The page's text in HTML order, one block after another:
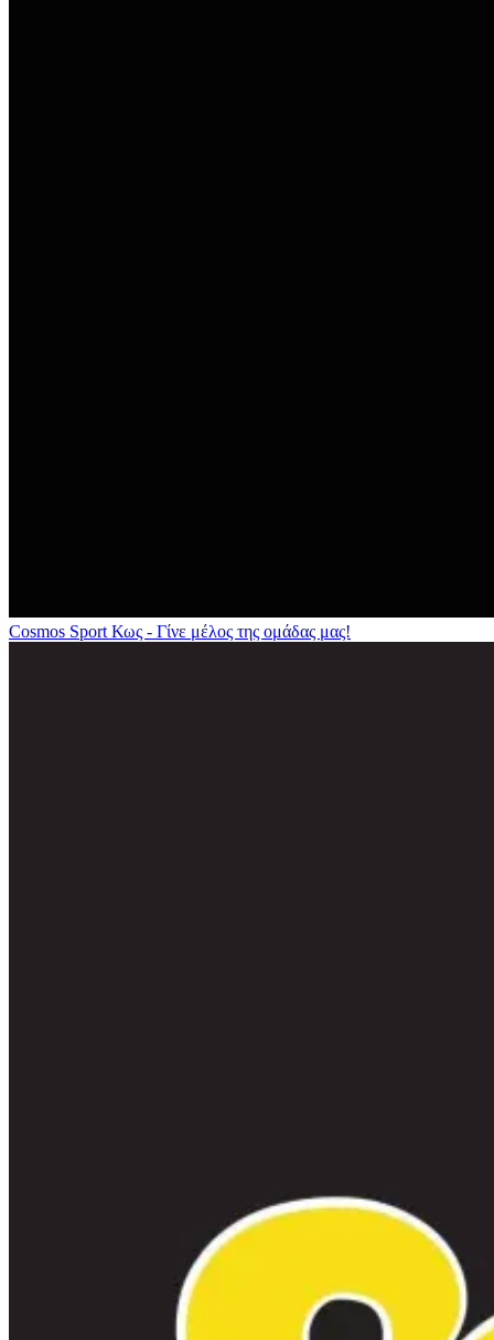
Cosmos Sport Κως - Γίνε μέλος της ομάδας μας!